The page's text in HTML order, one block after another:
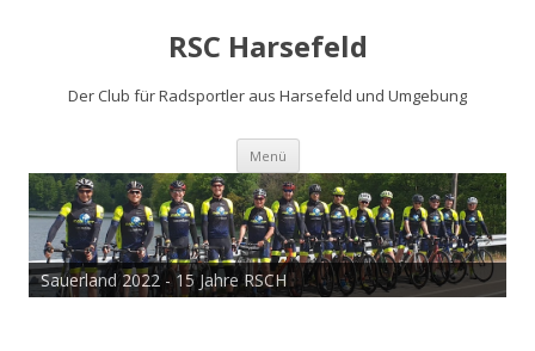
RSC Harsefeld
Der Club für Radsportler aus Harsefeld und Umgebung
Menü Zum
springen
Sauerland 2022 - 15 Jahre RSCH